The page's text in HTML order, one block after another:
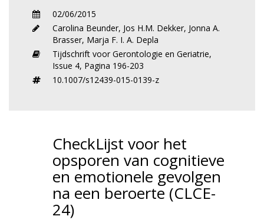
02/06/2015
Carolina Beunder, Jos H.M. Dekker, Jonna A.
Brasser, Marja F. I. A. Depla
Tijdschrift voor Gerontologie en Geriatrie,
Issue 4, Pagina 196-203
10.1007/s12439-015-0139-z
CheckLijst voor het
opsporen van cognitieve
en emotionele gevolgen
na een beroerte (CLCE-
24)